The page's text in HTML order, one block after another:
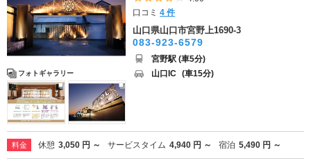
フォトギャラリー
口コミ4 件
山口県山口市宮野上1690-3
083-923-6579
宮野駅 (車5分)
山口IC (車15分)
料金 休憩 3,050 円 ～ サービスタイム 4,940 円 ～ 宿泊 5,490 円 ～